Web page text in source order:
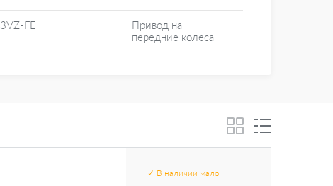
3VZ-FE
Привод на
передние колеса
✓ В наличии мало